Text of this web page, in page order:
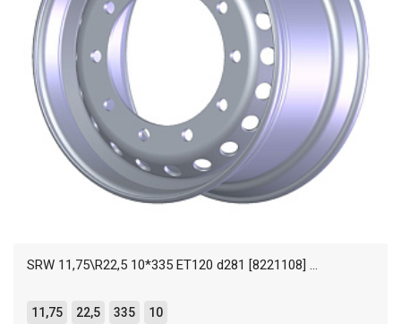
SRW 11,75\R22,5 10*335 ET120 d281 [8221108] ...
11,75 22,5 335 10